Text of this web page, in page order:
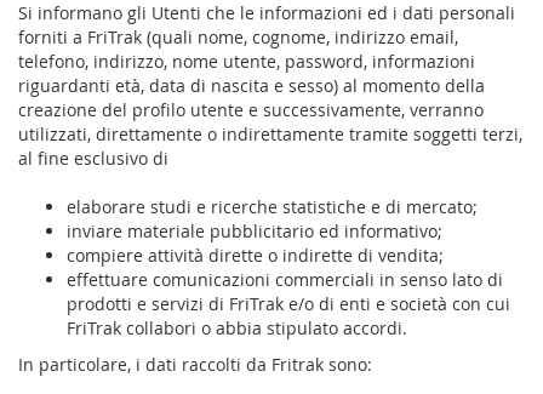
Si informano gli Utenti che le informazioni ed i dati personali
forniti a FriTrak (quali nome, cognome, indirizzo email,
telefono, indirizzo, nome utente, password, informazioni
riguardanti età, data di nascita e sesso) al momento della
creazione del profilo utente e successivamente, verranno
utilizzati, direttamente o indirettamente tramite soggetti terzi,
al fine esclusivo di
elaborare studi e ricerche statistiche e di mercato;
inviare materiale pubblicitario ed informativo;
compiere attività dirette o indirette di vendita;
effettuare comunicazioni commerciali in senso lato di
prodotti e servizi di FriTrak e/o di enti e società con cui
FriTrak collabori o abbia stipulato accordi.
In particolare, i dati raccolti da Fritrak sono: